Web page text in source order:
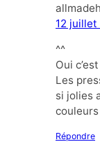
12 juillet
^^
Oui
Les
si jolies
Répondre